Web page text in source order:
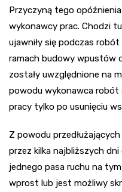
Przyczyną tego
wykonawcy prac. Chodzi
ujawniły się podczas
ramach budowy wpustów
zostały uwzględnione na
powodu wykonawca robót
pracy tylko po usunięciu
Z powodu
przez kilka najbliższych
jednego pasa ruchu na
wprost lub jest możliwy